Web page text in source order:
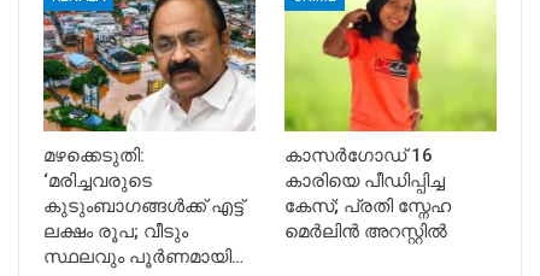
മഴക്കെടുതി:
‘മരിച്ചവരുടെ
കുടുംബാഗങ്ങൾക്ക് എട്ട്
ലക്ഷം രൂപ; വീടും
സ്ഥലവും പൂർണമായി…
കാസർഗോഡ് 16
കാരിയെ പീഡിപ്പിച്ച
കേസ്; പ്രതി സ്നേഹ
മെർലിൻ അറസ്റ്റിൽ